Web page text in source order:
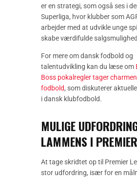
er en strategi, som også ses i
Superliga, hvor klubber som
arbejder med at udvikle unge
skabe værdifulde
For mere om dansk fodbold og
talentudvikling kan du læse om
Boss pokalregler tager
fodbold, som diskuterer
i dansk klubfodbold.
MULIGE
LAMMENS I
At tage skridtet op til Premier
stor udfordring, især for en